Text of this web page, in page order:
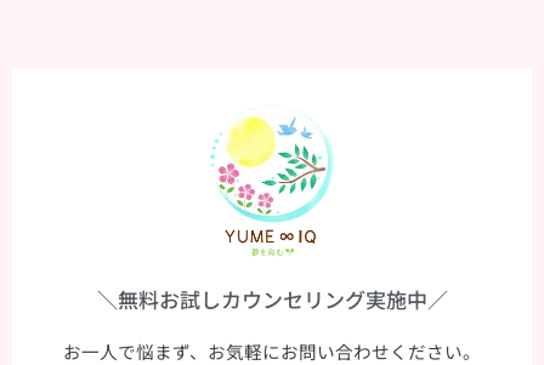
＼無料お試しカウンセリング実施中／
お一人で悩まず、お気軽にお問い合わせください。